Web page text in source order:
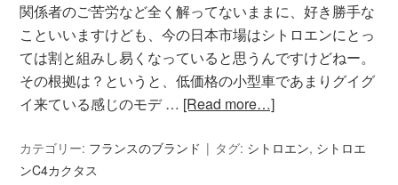
関係者のご苦労など全く解ってないままに、好き勝手な
こといいますけども、今の日本市場はシトロエンにとっ
ては割と組みし易くなっていると思うんですけどねー。
その根拠は？というと、低価格の小型車であまりグイグ
イ来ている感じのモデ … [Read more…]
カテゴリー: フランスのブランド タグ: シトロエン, シトロエ
ンC4カクタス